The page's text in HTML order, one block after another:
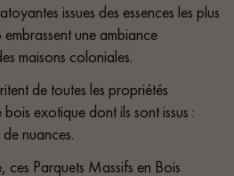
issues des essences les plus
une ambiance
maisons coloniales.
de toutes les propriétés
bois exotique dont ils sont issus :
nuances.
ces Parquets Massifs en Bois